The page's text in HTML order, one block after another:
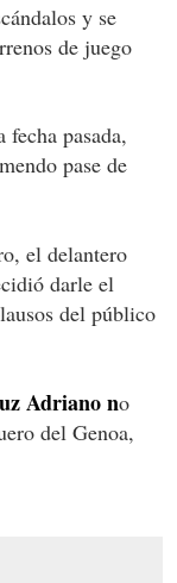
y se
de juego
pasada,
pase de
el delantero
darle el
del público
Adriano no
del Genoa,